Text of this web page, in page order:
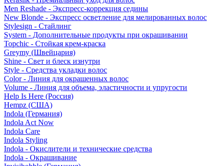
Men Reshade - Экспресс-коррекция седины
New Blonde - Экспресс осветление для мелированных волос
Stylesign - Стайлинг
System - Дополнительные продукты при окрашивании
Topchic - Стойкая крем-краска
Greymy (Швейцария)
Shine - Свет и блеск изнутри
Style - Средства укладки волос
Color - Линия для окрашенных волос
Volume - Линия для объема, эластичности и упругости
Help Is Here (Россия)
Hempz (США)
Indola (Германия)
Indola Act Now
Indola Care
Indola Styling
Indola - Окислители и технические средства
Indola - Окрашивание